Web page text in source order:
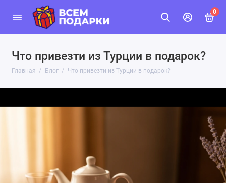
0
Что привезти из Турции в подарок?
Главная Блог Что привезти из Турции в подарок?